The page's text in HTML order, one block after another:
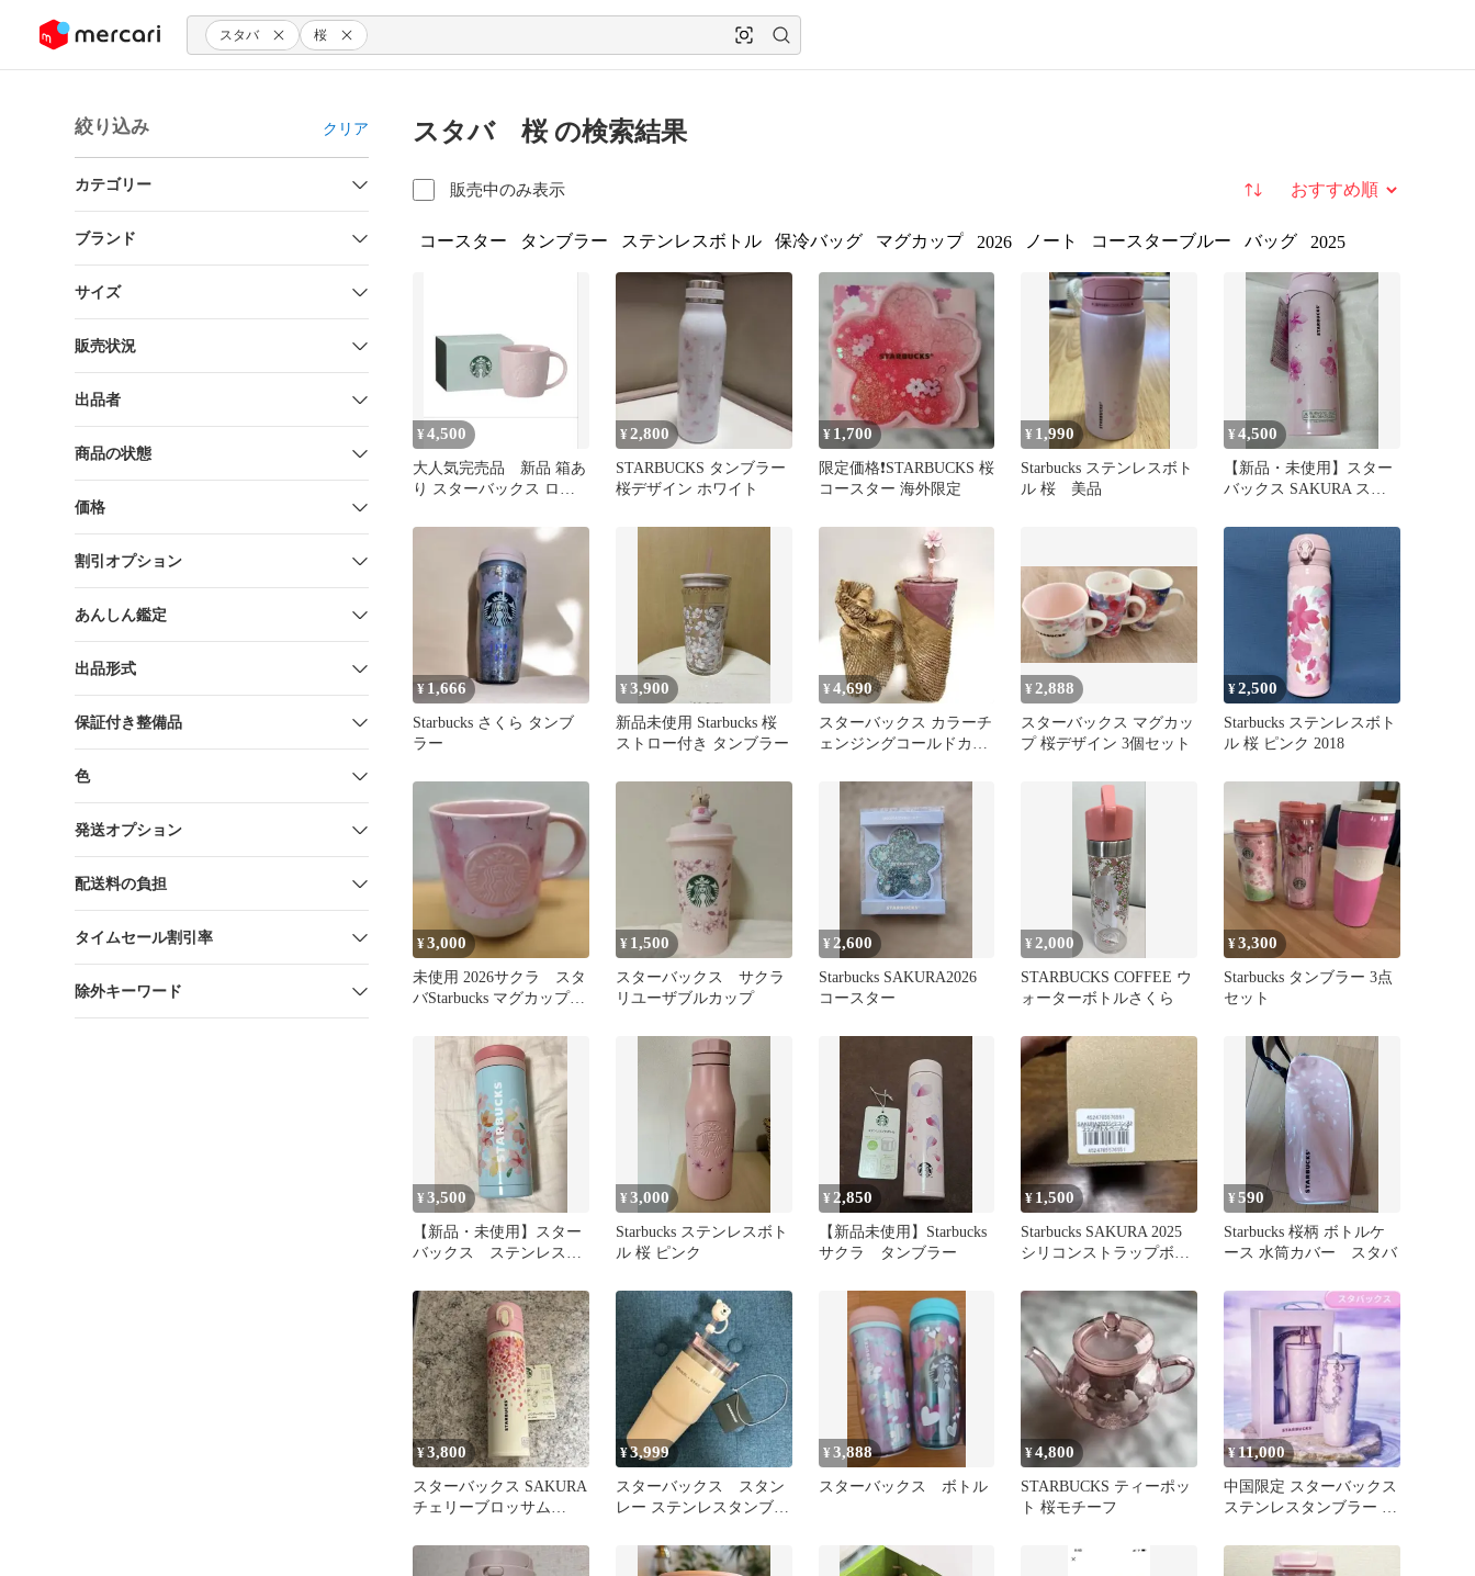
ツにスキップ スタバ 桜
絞り込み クリア
カテゴリー
ブランド
サイズ
販売状況
出品者
商品の状態
価格
割引オプション
あんしん鑑定
出品形式
保証付き整備品
色
発送オプション
配送料の負担
タイムセール割引率
除外キーワード
スタバ 桜 の検索結果
販売中のみ表示 並び替え
コースター タンブラー ステンレスボトル 保冷バッグ マグカップ 2026 ノート コースターブルー バッグ 2025
¥ 4,500
大人気完売品 新品 箱あ
り スターバックス ロゴ
355ml
¥2,800
STARBUCKS タンブラー
桜デザイン ホワイト
¥ 1,700
限定価格❗STARBUCKS 桜
コースター 海外限定
¥ 1,990
Starbucks ステンレスボト
ル 桜 美品
¥4,500
【新品・未使用】スター
バックス SAKURA ステ
¥ 1,666
Starbucks さくら タンブ
ラー
¥3,900
新品未使用 Starbucks 桜
ストロー付き タンブラー
¥ 4,690
スターバックス カラーチ
ェンジングコールドカッ
SAKURA2026
¥ 2,888
スターバックス マグカッ
プ 桜デザイン 3個セット
¥2,500
Starbucks ステンレスボト
ル 桜 ピンク 2018
¥3,000
未使用 2026サクラ スタ
バStarbucks マグカップ
¥ 1,500
スターバックス サクラ
リユーザブルカップ
¥ 2,600
Starbucks SAKURA2026
コースター
¥ 2,000
STARBUCKS COFFEE ウ
ォーターボトルさくら
¥3,300
Starbucks タンブラー 3点
セット
¥3,500
【新品・未使用】スター
バックス ステンレスス
くら330ml
¥3,000
Starbucks ステンレスボト
ル 桜 ピンク
¥ 2,850
【新品未使用】Starbucks
サクラ タンブラー
¥ 1,500
Starbucks SAKURA 2025
シリコンストラップボト
¥590
Starbucks 桜柄 ボトルケ
ース 水筒カバー スタバ
¥3,800
スターバックス SAKURA
チェリーブロッサム
¥3,999
スターバックス スタン
レー ステンレスタンブラ
ャプ 桜
¥3,888
スターバックス ボトル
¥4,800
STARBUCKS ティーポッ
ト 桜モチーフ
¥11,000
中国限定 スターバックス
ステンレスタンブラー 暮
タバ